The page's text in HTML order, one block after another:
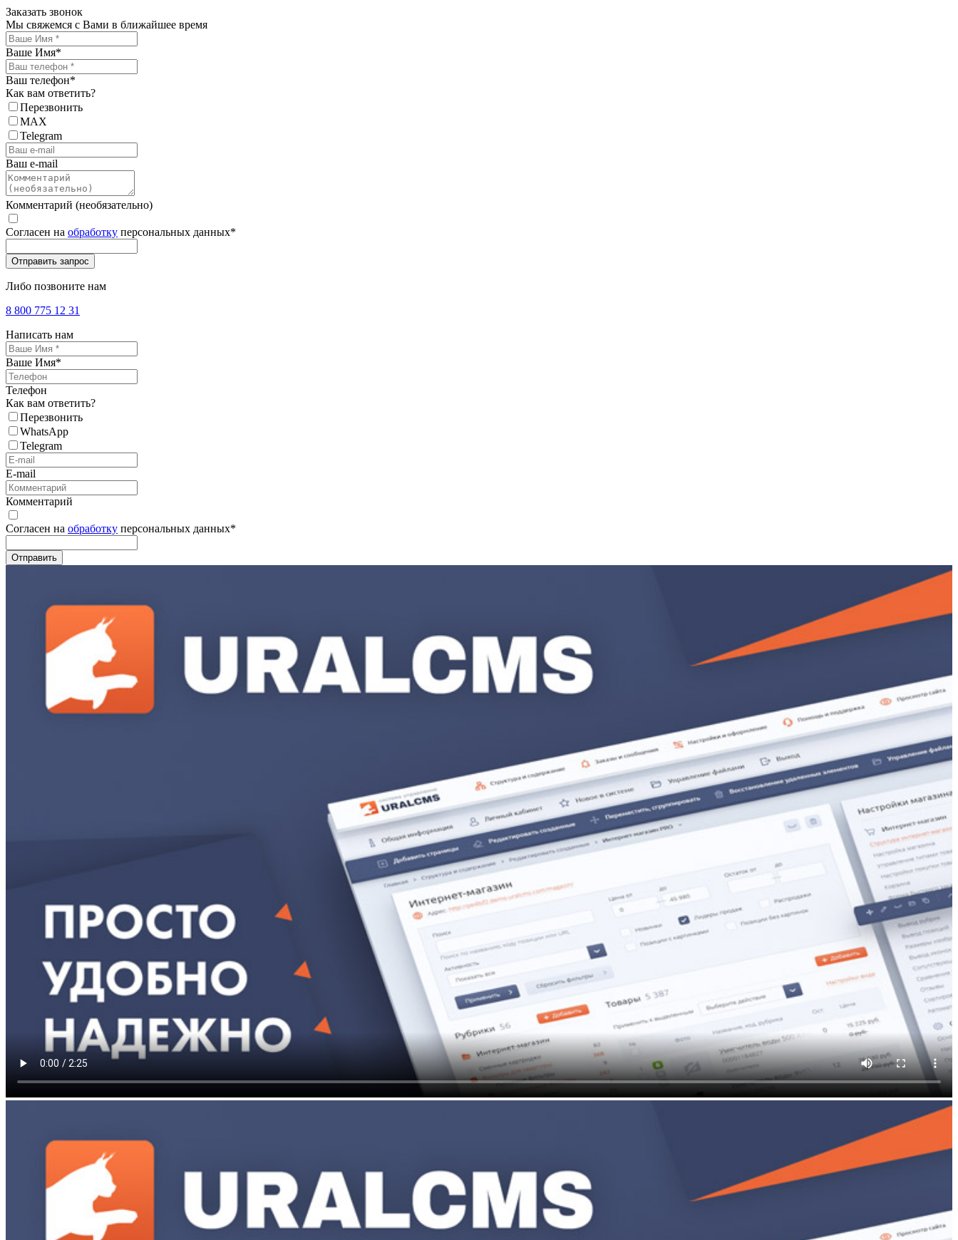
Заказать звонок
Мы свяжемся с Вами в ближайшее время
Ваше Имя*
Ваш телефон*
Как вам ответить?
Перезвонить
MAX
Telegram
Ваш e-mail
Комментарий (необязательно)
Согласен на обработку персональных данных*
Либо позвоните нам
8 800 775 12 31
Написать нам
Ваше Имя*
Телефон
Как вам ответить?
Перезвонить
WhatsApp
Telegram
E-mail
Комментарий
Согласен на обработку персональных данных*